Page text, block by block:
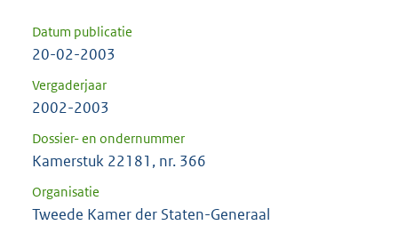
Datum publicatie
20-02-2003
Vergaderjaar
2002-2003
Dossier- en ondernummer
Kamerstuk 22181, nr. 366
Organisatie
Tweede Kamer der Staten-Generaal